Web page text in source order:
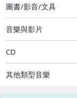
圖書/影音/文具
音樂與影片
CD
其他類型音樂